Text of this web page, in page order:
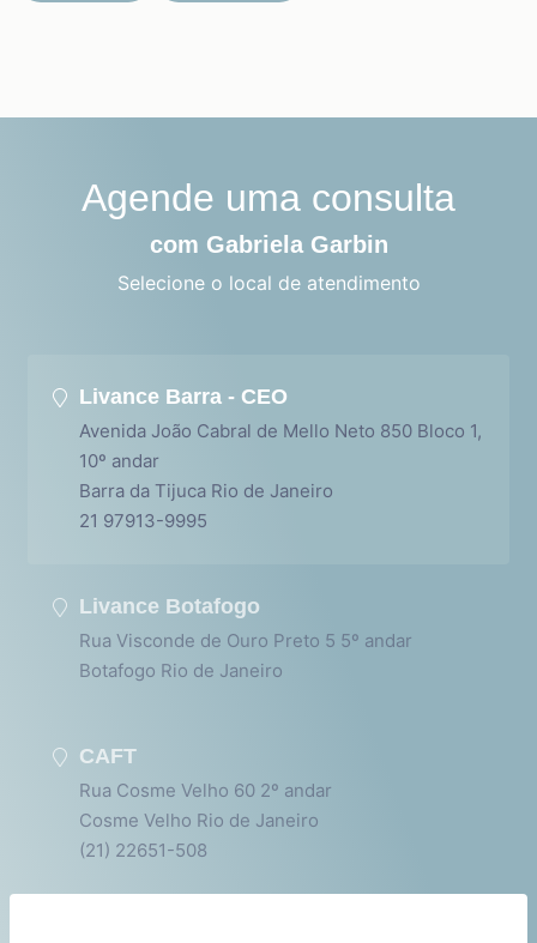
Agende uma consulta
com Gabriela Garbin
Selecione o local de atendimento
Livance Barra - CEO
Avenida João Cabral de Mello Neto 850 Bloco 1,
10º andar
Barra da Tijuca Rio de Janeiro
21 97913-9995
Livance Botafogo
Rua Visconde de Ouro Preto 5 5º andar
Botafogo Rio de Janeiro
CAFT
Rua Cosme Velho 60 2º andar
Cosme Velho Rio de Janeiro
(21) 22651-508